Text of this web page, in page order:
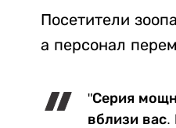
Посетители
а персонал
"Серия
вблизи